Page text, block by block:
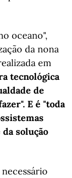
oceano",
da nona
em
tecnológica
de
E é "toda
solução